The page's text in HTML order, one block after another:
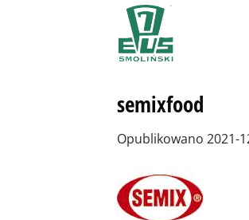
semixfood
Opublikowano 2021-